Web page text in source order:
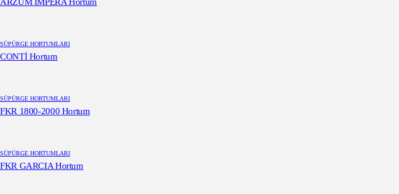
SÜPÜRGE HORTUMLARI
CONTİ Hortum
SÜPÜRGE HORTUMLARI
FKR 1800-2000 Hortum
SÜPÜRGE HORTUMLARI
FKR GARCIA Hortum